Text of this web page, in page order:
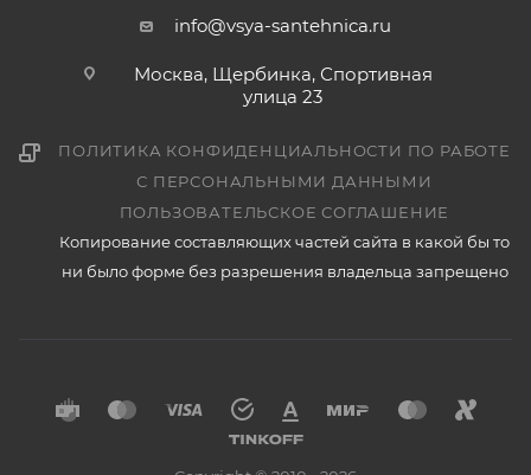
info@vsya-santehnica.ru
Москва, Щербинка, Спортивная
улица 23
ПОЛИТИКА КОНФИДЕНЦИАЛЬНОСТИ ПО РАБОТЕ
С ПЕРСОНАЛЬНЫМИ ДАННЫМИ
ПОЛЬЗОВАТЕЛЬСКОЕ СОГЛАШЕНИЕ
Копирование составляющих частей сайта в какой бы то
ни было форме без разрешения владельца запрещено